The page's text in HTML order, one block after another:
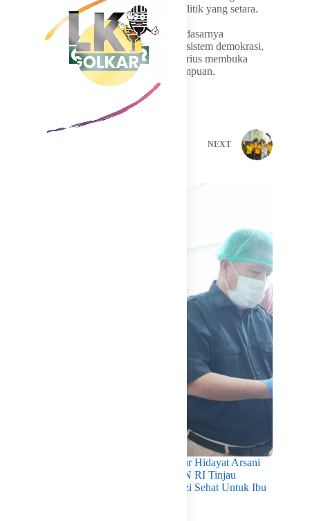
administratif, tetapi juga memberi ruang politik yang setara.
Demer menilai putusan MK tersebut pada dasarnya
memperkuat hak politik perempuan dalam sistem demokrasi,
sekaligus mendorong partai politik lebih serius membuka
ruang partisipasi yang lebih luas bagi perempuan.
NEXT
Pastikan Kualitas Gizi Terpenuhi, Gubernur Hidayat Arsani
Dampingi Mendukbangga/Kepala BKKBN RI Tinjau
Layanan Program MBG 3B Wujudkan Gizi Sehat Untuk Ibu